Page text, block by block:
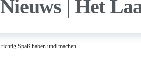
Spaß haben und machen